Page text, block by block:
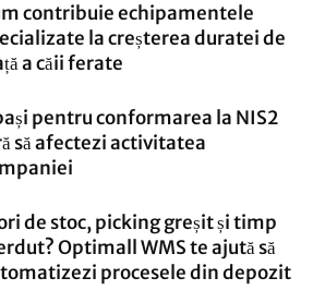
contribuie echipamentele
la creșterea duratei de
a căii ferate
pentru conformarea la NIS2
să afectezi activitatea
de stoc, picking greșit și timp
Optimall WMS te ajută să
procesele din depozit